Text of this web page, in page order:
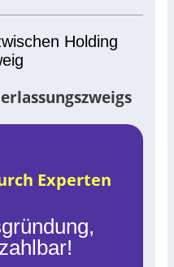
Holding
Experten